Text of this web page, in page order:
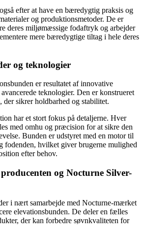
efter at have en bæredygtig praksis og
og produktionsmetoder. De er
deres miljømæssige fodaftryk og arbejder
mere bæredygtige tiltag i hele deres
og teknologier
er resultatet af innovative
teknologier. Den er konstrueret
der sikrer holdbarhed og stabilitet.
har et stort fokus på detaljerne. Hver
med omhu og præcision for at sikre den
Bunden er udstyret med en motor til
fodenden, hvilket giver brugerne mulighed
efter behov.
og Nocturne Silver-
i nært samarbejde med Nocturne-mærket
elevationsbunden. De deler en fælles
der kan forbedre søvnkvaliteten for